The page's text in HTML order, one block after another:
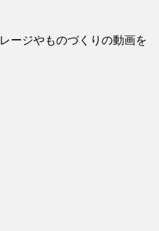
ージやものづくりの動画を